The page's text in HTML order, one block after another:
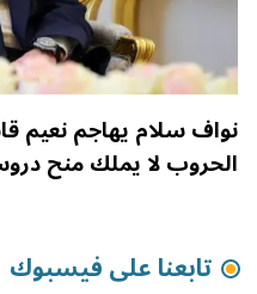
نواف سلام يهاجم نعيم
الحروب لا يملك منح
تابعنا على فيسبوك